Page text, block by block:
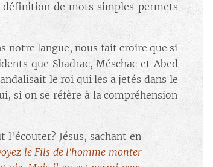
de mots simples permets
notre langue, nous fait croire que si
que Shadrac, Méschac et Abed
le roi qui les a jetés dans le
si on se réfère à la compréhension
Jésus, sachant en
le Fils de l'homme monter